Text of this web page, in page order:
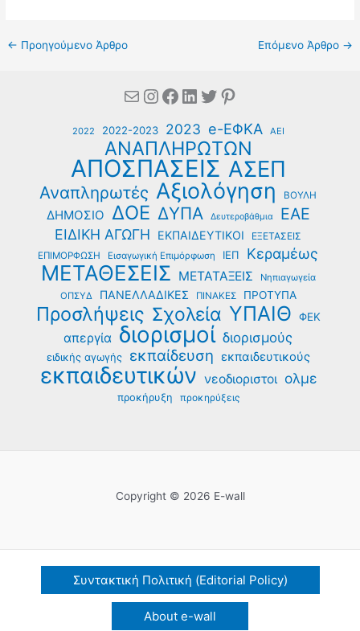
← Προηγούμενο Άρθρο Επόμενο Άρθρο →
MailInstagram
Facebook
Linkedin
Twitter
Pinterest
2022 2022-2023 2023 e-ΕΦΚΑ ΑΕΙ
ΑΝΑΠΛΗΡΩΤΩΝ
ΑΠΟΣΠΑΣΕΙΣ ΑΣΕΠ
Αναπληρωτές Αξιολόγηση ΒΟΥΛΗ
ΔΗΜΟΣΙΟ ΔΟΕ ΔΥΠΑ Δευτεροβάθμια ΕΑΕ
ΕΙΔΙΚΗ ΑΓΩΓΗ ΕΚΠΑΙΔΕΥΤΙΚΟΙ ΕΞΕΤΑΣΕΙΣ
ΕΠΙΜΟΡΦΩΣΗ Εισαγωγική Επιμόρφωση ΙΕΠ Κεραμέως
ΜΕΤΑΘΕΣΕΙΣ ΜΕΤΑΤΑΞΕΙΣ
Νηπιαγωγεία
ΟΠΣΥΔ
ΠΑΝΕΛΛΑΔΙΚΕΣ ΠΙΝΑΚΕΣ ΠΡΟΤΥΠΑ
Προσλήψεις Σχολεία ΥΠΑΙΘ ΦΕΚ
απεργία διορισμοί διορισμούς
ειδικής αγωγής εκπαίδευση εκπαιδευτικούς
εκπαιδευτικών νεοδιοριστοι ολμε
προκήρυξη προκηρύξεις
Copyright © 2026 E-wall
Συντακτική Πολιτική (Editorial Policy)
About e-wall